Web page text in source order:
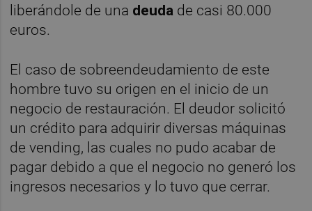
liberándole de una deuda de casi 80.000
euros.
El caso de sobreendeudamiento de este
hombre tuvo su origen en el inicio de un
negocio de restauración. El deudor solicitó
un crédito para adquirir diversas máquinas
de vending, las cuales no pudo acabar de
pagar debido a que el negocio no generó los
ingresos necesarios y lo tuvo que cerrar.